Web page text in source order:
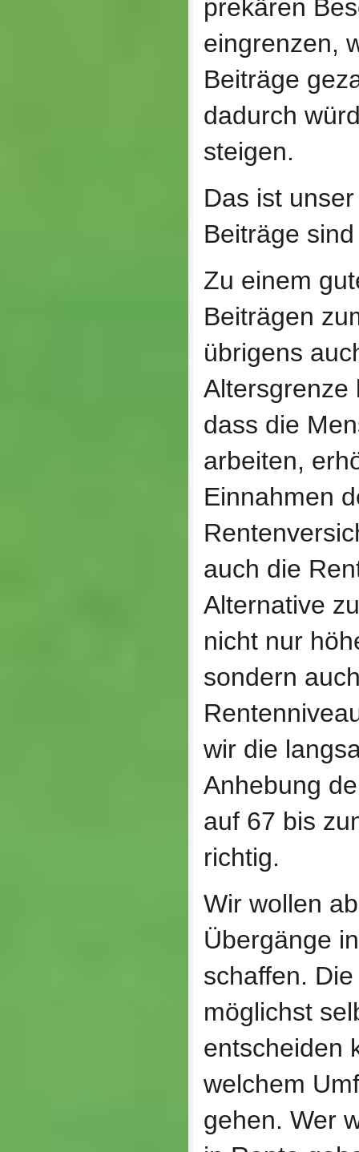
prekären
eingrenzen,
Beiträge
dadurch
steigen.
Das ist
Beiträge
Zu einem
Beiträgen
übrigens
Altersgrenze
dass die
arbeiten,
Einnahmen
auch die
Alternative
nicht nur
sondern
wir die
Anhebung
auf 67 bis
richtig.
Wir wollen
Übergänge
schaffen.
möglichst
entscheiden
welchem
gehen. Wer